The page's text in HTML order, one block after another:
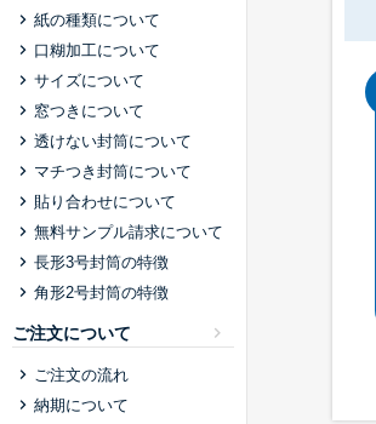
紙の種類について
口糊加工について
サイズについて
窓つきについて
透けない封筒について
マチつき封筒について
貼り合わせについて
無料サンプル請求について
長形3号封筒の特徴
角形2号封筒の特徴
ご注文について
ご注文の流れ
納期について